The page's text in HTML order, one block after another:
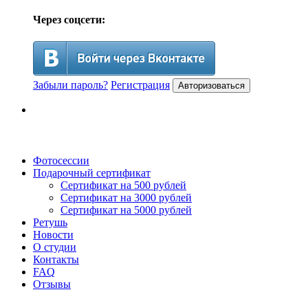
Через соцсети:
Забыли пароль? Регистрация Авторизоваться
Фотосессии
Подарочный сертификат
Сертификат на 500 рублей
Сертификат на 3000 рублей
Сертификат на 5000 рублей
Ретушь
Новости
О студии
Контакты
FAQ
Отзывы